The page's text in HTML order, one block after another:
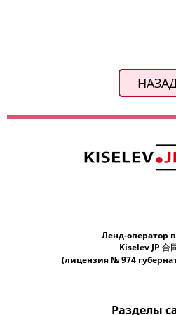
Ленд-оператор
Kiselev JP 合
(лицензия № 974
Разделы